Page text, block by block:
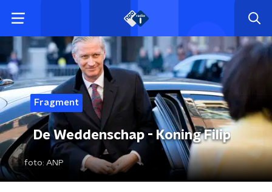
Fragment
De Weddenschap - Koning Filip
foto: ANP